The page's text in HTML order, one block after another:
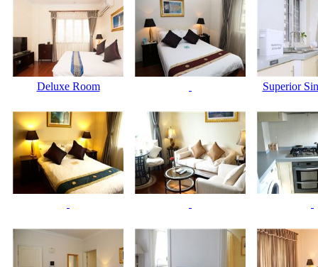
Deluxe Room Superior